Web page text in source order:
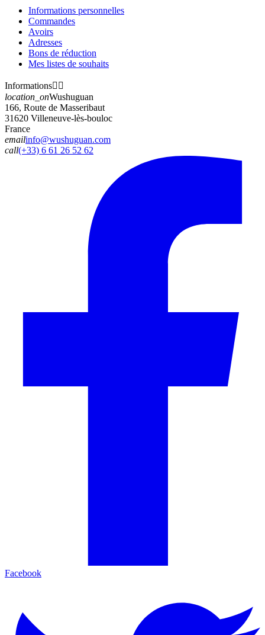
Informations personnelles
Commandes
Avoirs
Adresses
Bons de réduction
Mes listes de souhaits
Informations 
location_onWushuguan
166, Route de Masseribaut
31620 Villeneuve-lès-bouloc
France
emailinfo@wushuguan.com
call(+33) 6 61 26 52 62
Facebook